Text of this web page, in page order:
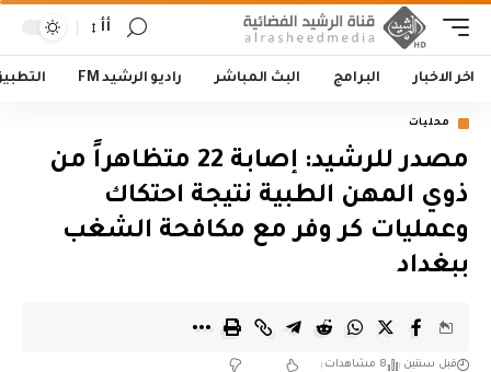
أأ
اخر الاخبار البرامج البث المباشر راديو الرشيد FM
محليات
مصدر للرشيد: إصابة 22 متظاهراً من
ذوي المهن الطبية نتيجة احتكاك
وعمليات كر وفر مع مكافحة الشغب
ببغداد
قبل سنتين 8 مشاهدات